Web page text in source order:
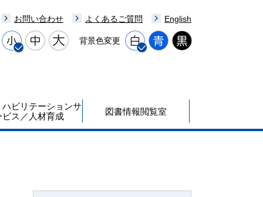
お問い合わせ よくあるご質問 English
背景色変更
ハビリテーションサ
ビス／人材育成
図書情報閲覧室